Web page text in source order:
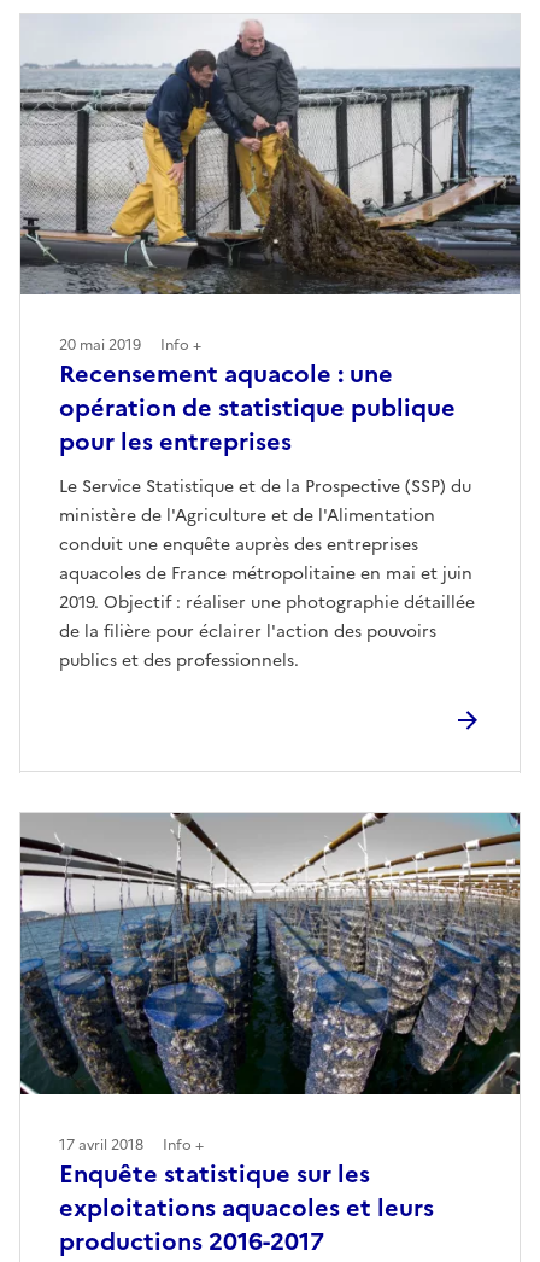
Recensement aquacole : une
opération de statistique publique
pour les entreprises
Le Service Statistique et de la Prospective (SSP) du
ministère de l'Agriculture et de l'Alimentation
conduit une enquête auprès des entreprises
aquacoles de France métropolitaine en mai et juin
2019. Objectif : réaliser une photographie détaillée
de la filière pour éclairer l'action des pouvoirs
publics et des professionnels.
20 mai 2019 Info +
Enquête statistique sur les
exploitations aquacoles et leurs
productions 2016-2017
17 avril 2018 Info +